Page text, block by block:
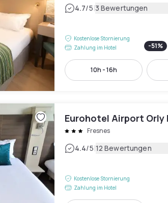
4.7/5|3 Bewertungen
Kostenlose Stornierung
Zahlung im Hotel
-51%
10h - 16h
Eurohotel Airport Orly
Fresnes
4.4/5|12 Bewertungen
Kostenlose Stornierung
Zahlung im Hotel